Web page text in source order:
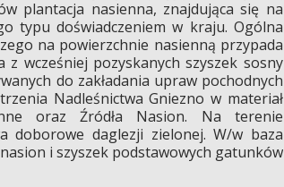
plantacja nasienna, znajdująca się na
typu doświadczeniem w kraju. Ogólna
na powierzchnie nasienną przypada
wcześniej pozyskanych szyszek sosny
do zakładania upraw pochodnych
Nadleśnictwa Gniezno w materiał
oraz Źródła Nasion. Na terenie
doborowe daglezji zielonej. W/w baza
i szyszek podstawowych gatunków